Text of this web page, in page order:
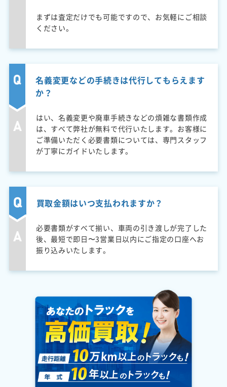
まずは査定だけでも可能ですので、お気軽にご相談
ください。
名義変更などの手続きは代行してもらえます
か？
はい、名義変更や廃車手続きなどの煩雑な書類作成
は、すべて弊社が無料で代行いたします。お客様に
ご準備いただく必要書類については、専門スタッフ
が丁寧にガイドいたします。
買取金額はいつ支払われますか？
必要書類がすべて揃い、車両の引き渡しが完了した
後、最短で即日〜3営業日以内にご指定の口座へお
振り込みいたします。